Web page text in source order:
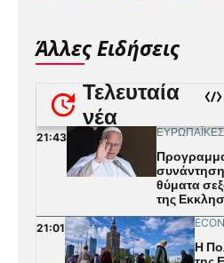
Άλλες Ειδήσεις